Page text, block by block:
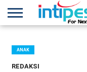
NEWS
CONFERENCES
TRAINING
IPSHOW
EVENT
IP
NETWORK
MORE
ANAK
REDAKSI